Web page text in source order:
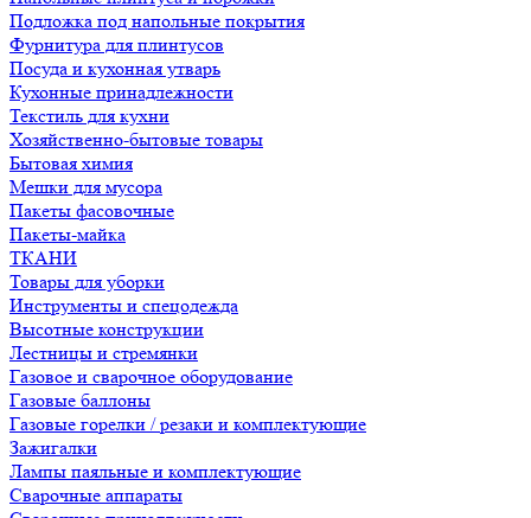
Подложка под напольные покрытия
Фурнитура для плинтусов
Посуда и кухонная утварь
Кухонные принадлежности
Текстиль для кухни
Хозяйственно-бытовые товары
Бытовая химия
Мешки для мусора
Пакеты фасовочные
Пакеты-майка
ТКАНИ
Товары для уборки
Инструменты и спецодежда
Высотные конструкции
Лестницы и стремянки
Газовое и сварочное оборудование
Газовые баллоны
Газовые горелки / резаки и комплектующие
Зажигалки
Лампы паяльные и комплектующие
Сварочные аппараты